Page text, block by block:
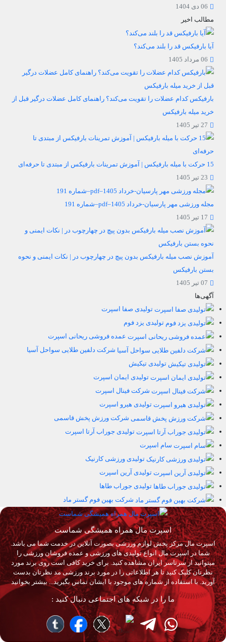
06 دی 1404
مطالب اخیر
آیا بارفیکس قد را بلند می‌کند؟
06 مرداد 1405
بارفیکس کدام عضلات را تقویت می‌کند؟ راهنمای کامل عضلات درگیر قبل از
خرید میله بارفیکس
27 تیر 1405
15 حرکت با میله بارفیکس | آموزش تمرینات بارفیکس از مبتدی تا حرفه‌ای
23 تیر 1405
مجله ورزشی مهر پارسیان-خرداد 1405–pdf–شماره 191
17 تیر 1405
آموزش نصب میله بارفیکس بدون پیچ در چهارچوب در | نکات ایمنی و نحوه
بستن بارفیکس
07 تیر 1405
آگهی‌ها
تولیدی صفا اسپرت
تولیدی یزد فوم
عمده فروشی ریحانی اسپرت
شرکت دلفین طلایی سواحل آسیا
تولیدی تیکیش
تولیدی ایمان اسپرت
شرکت فینال اسپرت
تولیدی هیرو اسپرت
شرکت ورزش پخش قاسمی
تولیدی جوراب آرتا اسپرت
سام اسپرت
تولیدی ورزشی کارنیک
تولیدی آرین اسپرت
تولیدی جوراب طاها
شرکت بهین فوم گستر ماد
اسپرت مال همراه همیشگی شماست
اسپرت مال مرکز پخش لوازم ورزشی بصورت آنلاین در خدمت شما می باشد.
شما در اسپرت مال انواع تولیدی های ورزشی و عمده فروشان ورزشی را
میتوانید از سرتاسر ایران مشاهده کنید. برای خرید کافی است روی برند مورد
نظرتان کلیک کنید تا هر اطلاعاتی را در مورد برند ورزشی مد نظرتان بدست
آورید. با استفاده از شماره های موجود با ایشان تماس بگیرید...بیشتر بخوانید
ما را در شبکه های اجتماعی دنبال کنید :